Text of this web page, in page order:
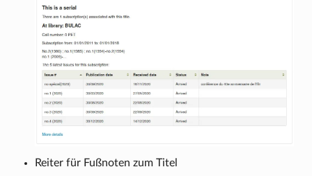
Reiter für Fußnoten zum Titel